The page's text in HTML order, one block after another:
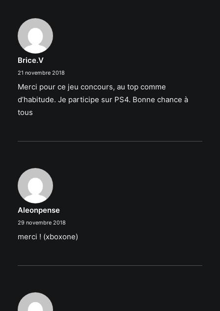
Brice.V
21 novembre 2018
Merci pour ce jeu concours, au top comme
d’habitude. Je participe sur PS4. Bonne chance à
tous
Aleonpense
29 novembre 2018
merci ! (xboxone)